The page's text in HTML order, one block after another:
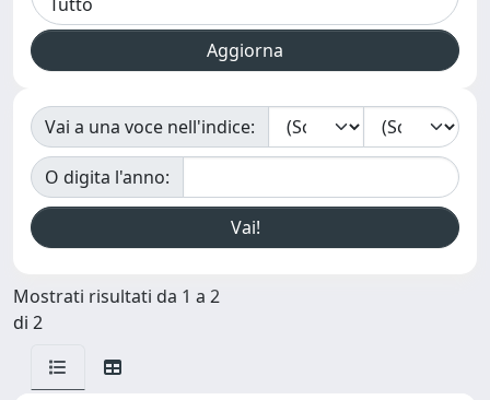
Vai a una voce nell'indice:
O digita l'anno:
Mostrati risultati da 1 a 2
di 2